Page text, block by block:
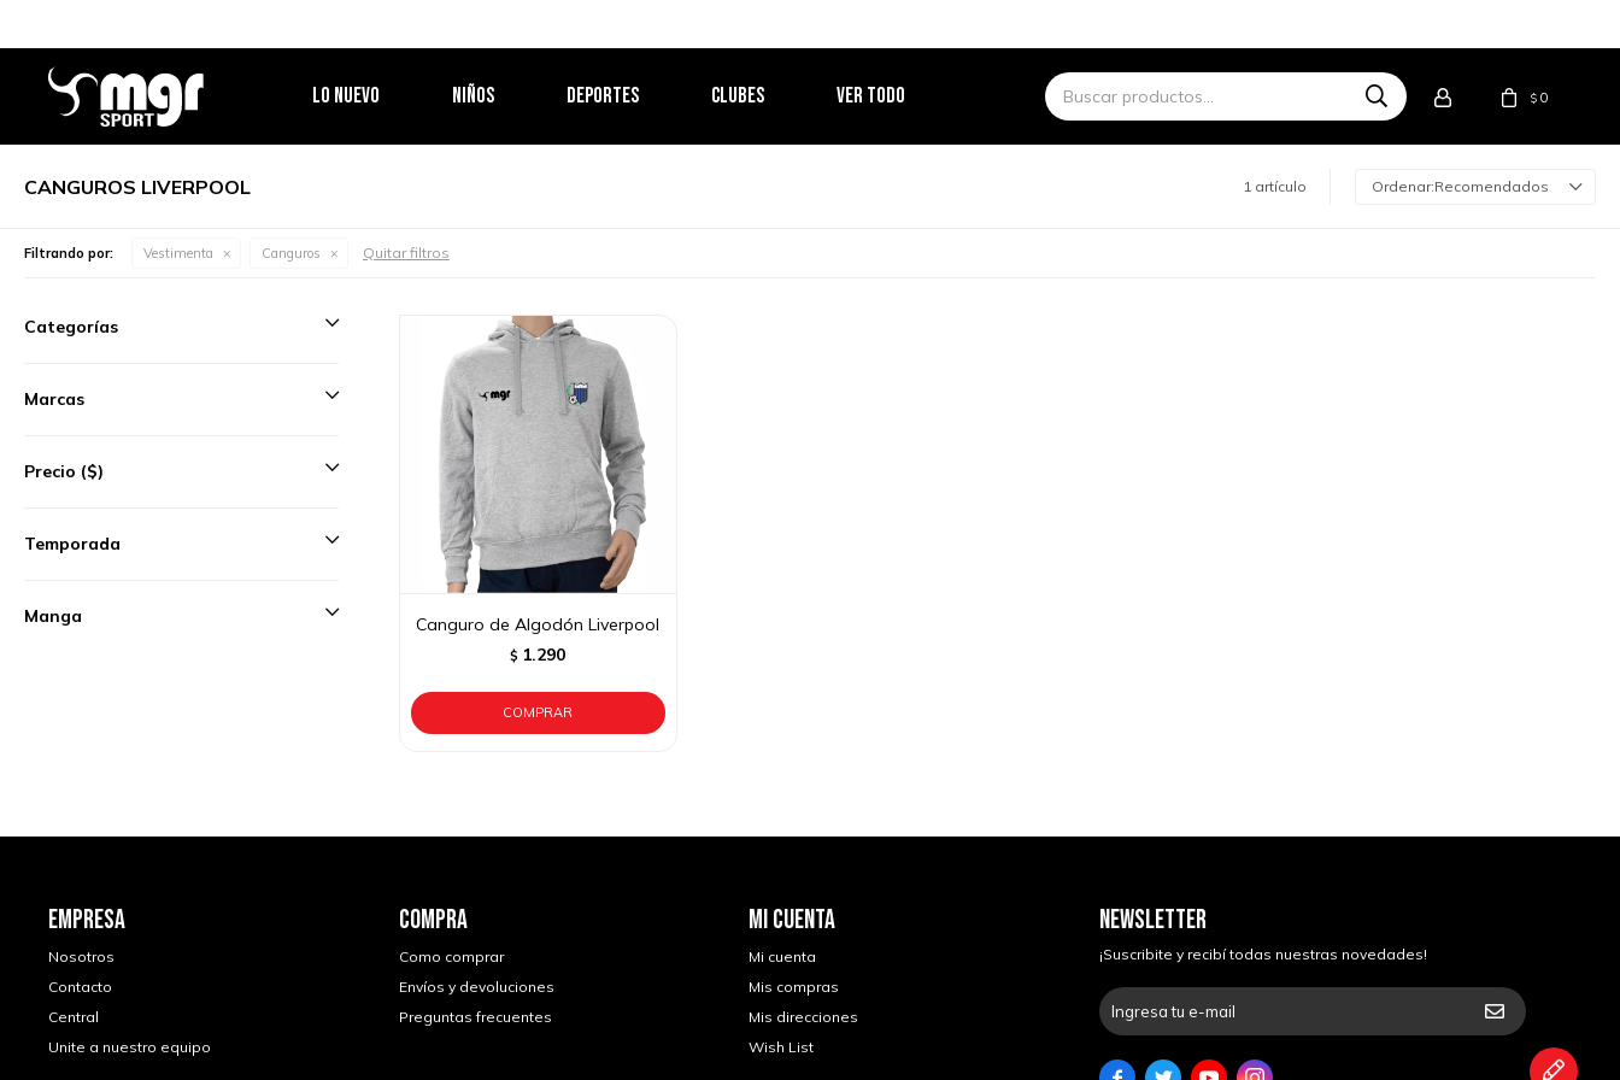
LO NUEVO NIÑOS DEPORTES CLUBES VER TODO $ 0
CANGUROS LIVERPOOL 1 artículo Recomendados
Filtrando por: Vestimenta Canguros Quitar filtros
Canguro de Algodón Liverpool
$ 1.290
Categorías
Marcas
Precio ($)
Temporada
Manga
EMPRESA
Nosotros
Contacto
Central
Unite a nuestro equipo
COMPRA
Como comprar
Envíos y devoluciones
Preguntas frecuentes
MI CUENTA
Mi cuenta
Mis compras
Mis direcciones
Wish List
NEWSLETTER
¡Suscribite y recibí todas nuestras novedades!